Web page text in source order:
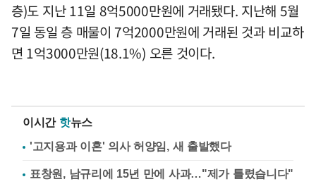
층)도 지난 11일 8억5000만원에 거래됐다. 지난해 5월
7일 동일 층 매물이 7억2000만원에 거래된 것과 비교하
면 1억3000만원(18.1%) 오른 것이다.
이시간 핫뉴스
'고지용과 이혼' 의사 허양임, 새 출발했다
표창원, 남규리에 15년 만에 사과…"제가 틀렸습니다"